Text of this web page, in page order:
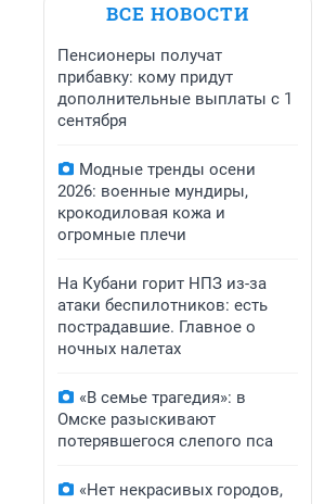
ВСЕ НОВОСТИ
Пенсионеры получат
прибавку: кому придут
дополнительные выплаты с 1
сентября
Модные тренды осени
2026: военные мундиры,
крокодиловая кожа и
огромные плечи
На Кубани горит НПЗ из-за
атаки беспилотников: есть
пострадавшие. Главное о
ночных налетах
«В семье трагедия»: в
Омске разыскивают
потерявшегося слепого пса
«Нет некрасивых городов,